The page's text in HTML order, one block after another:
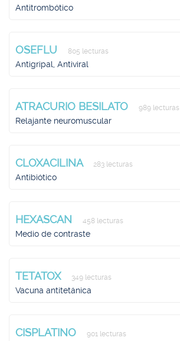
Antitrombótico
OSEFLU 805 lecturas
Antigripal, Antiviral
ATRACURIO BESILATO 989 lecturas
Relajante neuromuscular
CLOXACILINA 283 lecturas
Antibiótico
HEXASCAN 458 lecturas
Medio de contraste
TETATOX 349 lecturas
Vacuna antitetánica
CISPLATINO 901 lecturas